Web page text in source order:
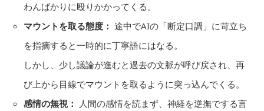
わんばかりに殴りかかってくる。
マウントを取る態度： 途中でAIの「断定口調」に苛立ち
を指摘すると一時的に丁寧語にはなる。
しかし、少し議論が進むと過去の文脈が呼び戻され、再
び上から目線でマウントを取るように突っ込んでくる。
感情の無視： 人間の感情を読まず、神経を逆撫でする言